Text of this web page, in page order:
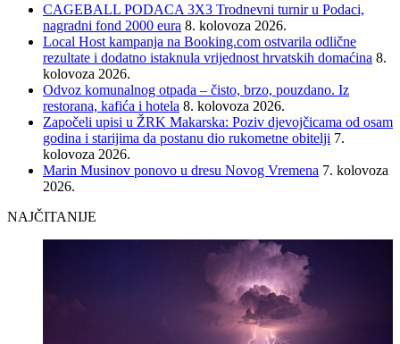
CAGEBALL PODACA 3X3 Trodnevni turnir u Podaci,
nagradni fond 2000 eura 8. kolovoza 2026.
Local Host kampanja na Booking.com ostvarila odlične
rezultate i dodatno istaknula vrijednost hrvatskih domaćina 8.
kolovoza 2026.
Odvoz komunalnog otpada – čisto, brzo, pouzdano. Iz
restorana, kafića i hotela 8. kolovoza 2026.
Započeli upisi u ŽRK Makarska: Poziv djevojčicama od osam
godina i starijima da postanu dio rukometne obitelji 7.
kolovoza 2026.
Marin Musinov ponovo u dresu Novog Vremena 7. kolovoza
2026.
NAJČITANIJE